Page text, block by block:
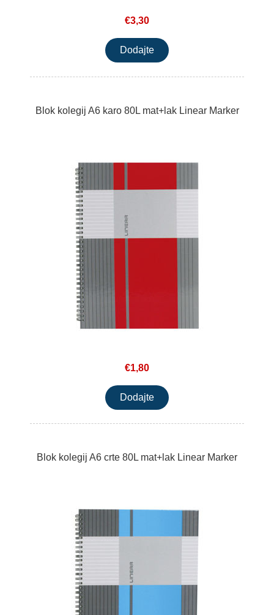
€3,30
Blok kolegij A6 karo 80L mat+lak Linear Marker
€1,80
Blok kolegij A6 crte 80L mat+lak Linear Marker